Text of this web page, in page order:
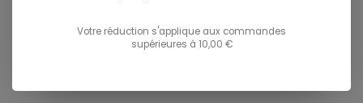
Votre réduction s'applique aux commandes
supérieures à 10,00 €